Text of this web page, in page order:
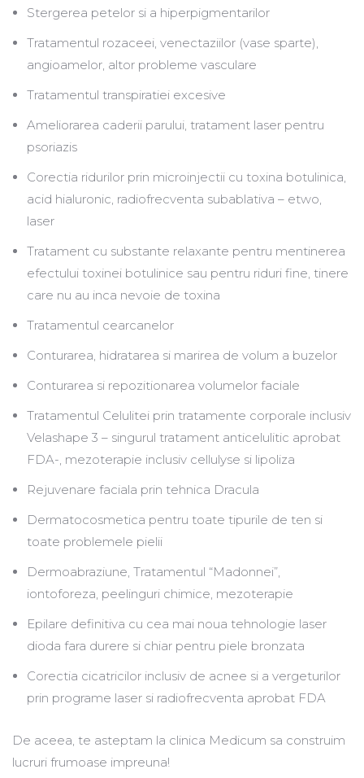
Stergerea petelor si a hiperpigmentarilor
Tratamentul rozaceei, venectaziilor (vase sparte),
angioamelor, altor probleme vasculare
Tratamentul transpiratiei excesive
Ameliorarea caderii parului, tratament laser pentru
psoriazis
Corectia ridurilor prin microinjectii cu toxina botulinica,
acid hialuronic, radiofrecventa subablativa – etwo,
laser
Tratament cu substante relaxante pentru mentinerea
efectului toxinei botulinice sau pentru riduri fine, tinere
care nu au inca nevoie de toxina
Tratamentul cearcanelor
Conturarea, hidratarea si marirea de volum a buzelor
Conturarea si repozitionarea volumelor faciale
Tratamentul Celulitei prin tratamente corporale inclusiv
Velashape 3 – singurul tratament anticelulitic aprobat
FDA-, mezoterapie inclusiv cellulyse si lipoliza
Rejuvenare faciala prin tehnica Dracula
Dermatocosmetica pentru toate tipurile de ten si
toate problemele pielii
Dermoabraziune, Tratamentul “Madonnei”,
iontoforeza, peelinguri chimice, mezoterapie
Epilare definitiva cu cea mai noua tehnologie laser
dioda fara durere si chiar pentru piele bronzata
Corectia cicatricilor inclusiv de acnee si a vergeturilor
prin programe laser si radiofrecventa aprobat FDA
De aceea, te asteptam la clinica Medicum sa construim
lucruri frumoase impreuna!